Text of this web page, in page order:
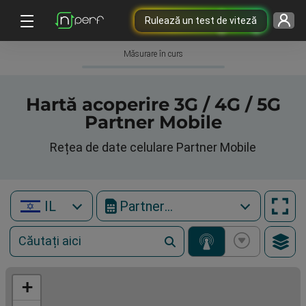
Rulează un test de viteză
Măsurare în curs
Hartă acoperire 3G / 4G / 5G
Partner Mobile
Rețea de date celulare Partner Mobile
IL Partner Mobile
+